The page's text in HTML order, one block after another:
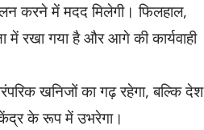
करने में मदद मिलेगी। फिलहाल,
में रखा गया है और आगे की कार्यवाही
खनिजों का गढ़ रहेगा, बल्कि देश
के रूप में उभरेगा।